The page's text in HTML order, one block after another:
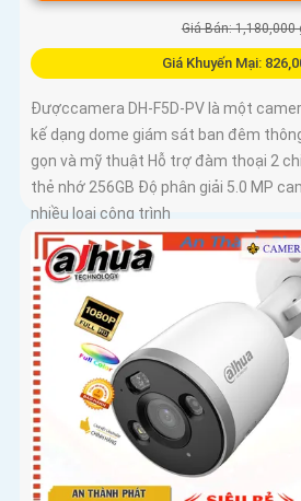
Giá Bán: 1,180,000
Giá Khuyến Mại:
Đượccamera DH-F5D-PV là một
kế dạng dome giám sát ban đêm
gọn và mỹ thuật Hỗ trợ đàm thoại 2
thẻ nhớ 256GB Độ phân giải 5.0 MP
nhiều loại công trình